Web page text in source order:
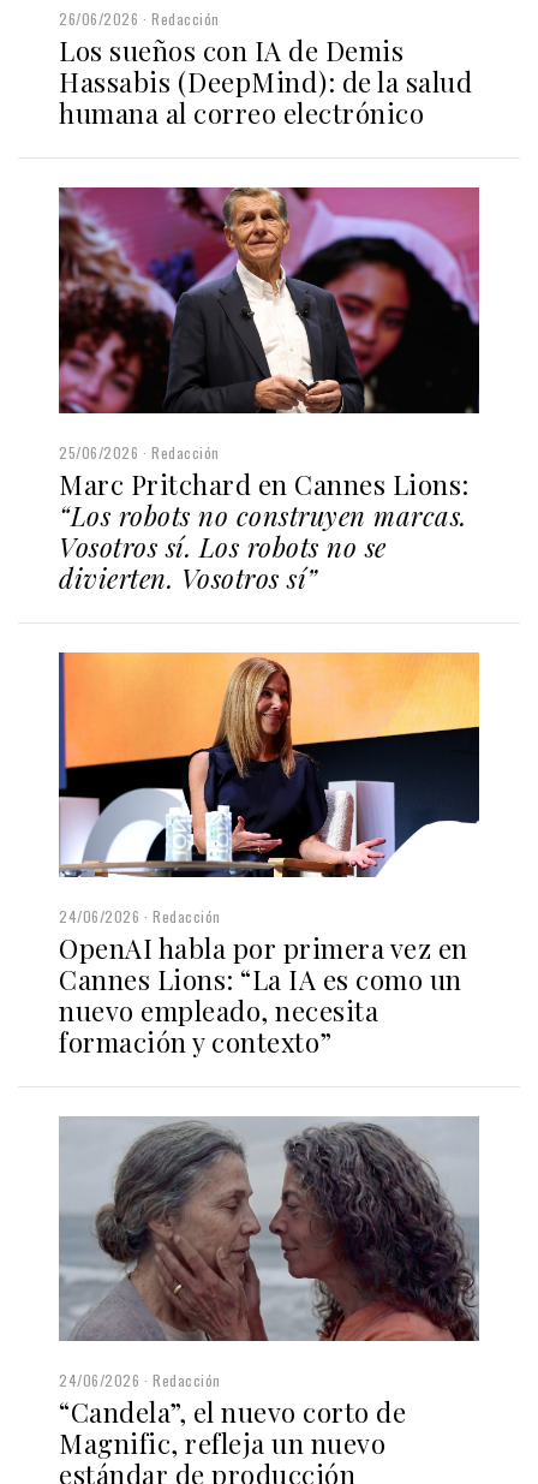
26/06/2026 Redacción
Los sueños con IA de Demis
Hassabis (DeepMind): de la salud
humana al correo electrónico
25/06/2026 Redacción
Marc Pritchard en Cannes Lions:
“Los robots no construyen marcas.
Vosotros sí. Los robots no se
divierten. Vosotros sí”
24/06/2026 Redacción
OpenAI habla por primera vez en
Cannes Lions: “La IA es como un
nuevo empleado, necesita
formación y contexto”
24/06/2026 Redacción
“Candela”, el nuevo corto de
Magnific, refleja un nuevo
estándar de producción